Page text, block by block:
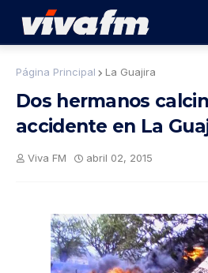
Página Principal La Guajira
Dos hermanos
accidente en La
Viva FM abril 02, 2015